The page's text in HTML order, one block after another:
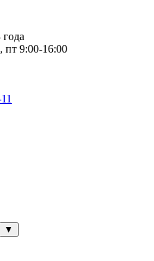
пт 9:00-16:00
▼